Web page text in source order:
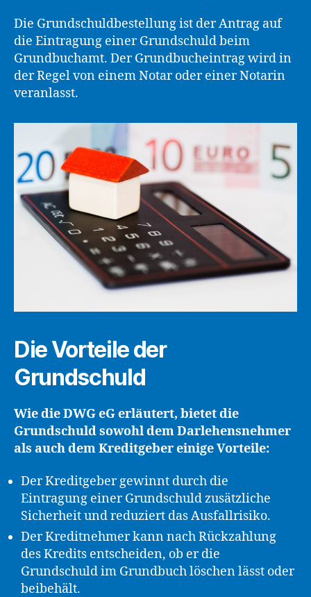
Die Grundschuldbestellung ist der Antrag auf
die Eintragung einer Grundschuld beim
Grundbuchamt. Der Grundbucheintrag wird in
der Regel von einem Notar oder einer Notarin
veranlasst.
Die Vorteile der
Grundschuld
Wie die DWG eG erläutert, bietet die
Grundschuld sowohl dem Darlehensnehmer
als auch dem Kreditgeber einige Vorteile:
Der Kreditgeber gewinnt durch die
Eintragung einer Grundschuld zusätzliche
Sicherheit und reduziert das Ausfallrisiko.
Der Kreditnehmer kann nach Rückzahlung
des Kredits entscheiden, ob er die
Grundschuld im Grundbuch löschen lässt oder
beibehält.